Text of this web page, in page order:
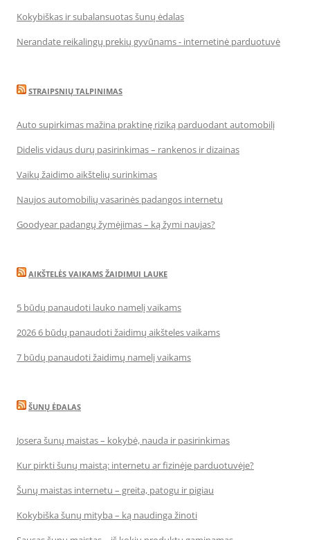
Kokybiškas ir subalansuotas šunų ėdalas
Nerandate reikalingų prekių gyvūnams - internetinė parduotuvė
STRAIPSNIŲ TALPINIMAS
Auto supirkimas mažina praktinę riziką parduodant automobilį
Didelis vidaus durų pasirinkimas – rankenos ir dizainas
Vaikų žaidimo aikštelių surinkimas
Naujos automobilių vasarinės padangos internetu
Goodyear padangų žymėjimas – ką žymi naujas?
AIKŠTELĖS VAIKAMS ŽAIDIMUI LAUKE
5 būdų panaudoti lauko namelį vaikams
2026 6 būdų panaudoti žaidimų aikšteles vaikams
7 būdų panaudoti žaidimų namelį vaikams
ŠUNŲ ĖDALAS
Josera šunų maistas – kokybė, nauda ir pasirinkimas
Kur pirkti šunų maistą: internetu ar fizinėje parduotuvėje?
Šunų maistas internetu – greita, patogu ir pigiau
Kokybiška šunų mityba – ką naudinga žinoti